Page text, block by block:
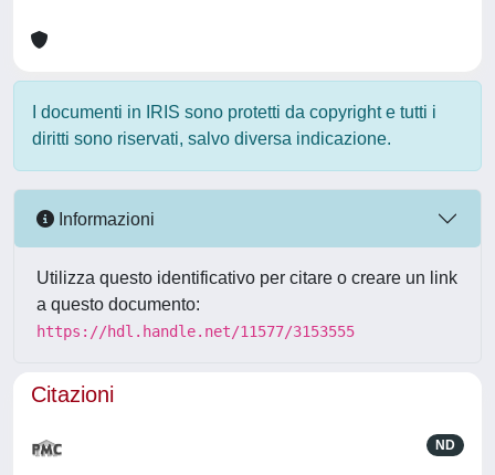
I documenti in IRIS sono protetti da copyright e tutti i
diritti sono riservati, salvo diversa indicazione.
Informazioni
Utilizza questo identificativo per citare o creare un link
a questo documento:
https://hdl.handle.net/11577/3153555
Citazioni
ND